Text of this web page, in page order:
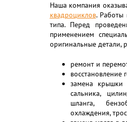
Наша компания
квадроциклов. Работы
типа. Перед
применением
оригинальные детали,
ремонт и
восстановление
замена крышки
сальника,
шланга,
охлаждения,